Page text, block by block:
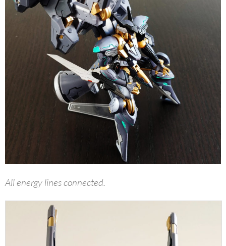
All energy lines connected.